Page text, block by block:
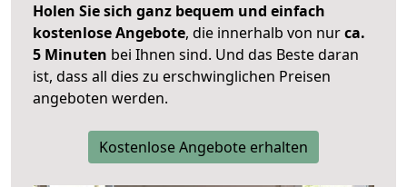
Holen Sie sich ganz bequem und einfach
kostenlose Angebote, die innerhalb von nurca.
5 Minuten bei Ihnen sind. Und das Beste daran
ist, dass all dies zu erschwinglichen Preisen
angeboten werden.
Kostenlose Angebote erhalten